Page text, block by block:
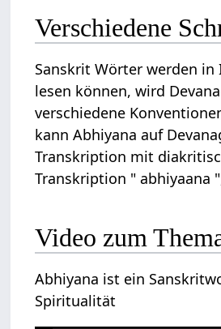
Verschiedene
Sanskrit Wörter werden in
lesen können, wird
verschiedene
kann Abhiyana auf
Transkription mit
Transkription "
Video zum
Abhiyana ist ein
Spiritualität